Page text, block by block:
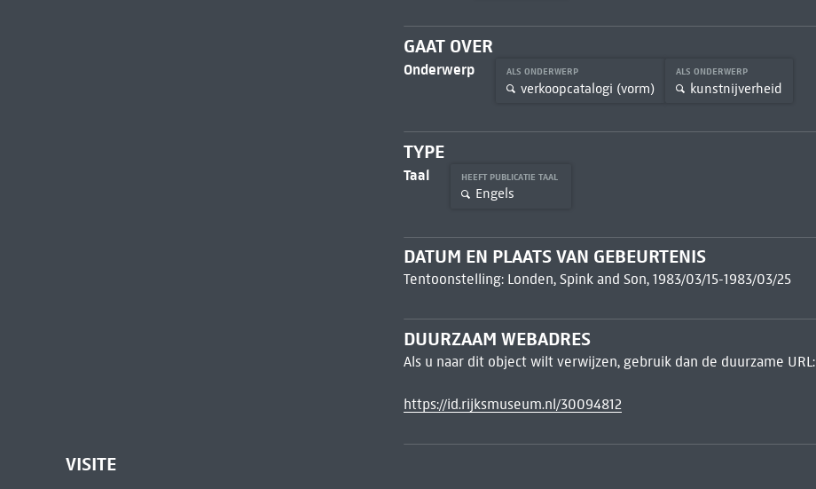
GAAT OVER
Onderwerp ALS ONDERWERP
verkoopcatalogi (vorm)
ALS ONDERWERP
kunstnijverheid
TYPE
Taal HEEFT PUBLICATIE TAAL
Engels
DATUM EN PLAATS VAN GEBEURTENIS
Tentoonstelling: Londen, Spink and Son, 1983/03/15-1983/03/25
DUURZAAM WEBADRES
Als u naar dit object wilt verwijzen, gebruik dan de duurzame URL:
https://id.rijksmuseum.nl/30094812
VISITE